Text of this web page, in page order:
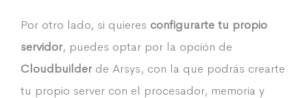
Por otro lado, si quieres configurarte tu propio
servidor, puedes optar por la opción de
Cloudbuilderde Arsys, con la que podrás crearte
tu propio server con el procesador, memoria y